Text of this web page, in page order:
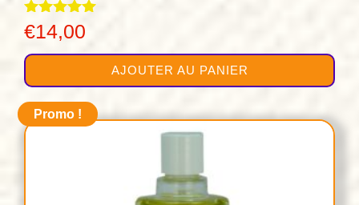
Note
5.00
sur 5
€14,00
AJOUTER AU PANIER
Promo !